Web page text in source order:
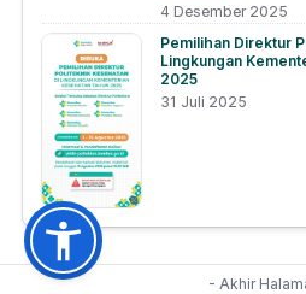
4 Desember 2025
Pemilihan Direktur
Lingkungan
2025
31 Juli 2025
- Akhir